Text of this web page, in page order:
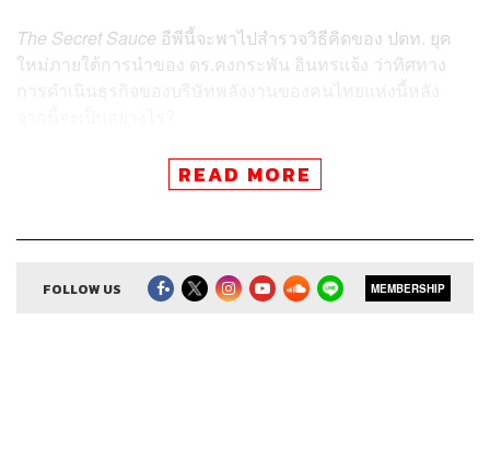
The Secret Sauce อีพีนี้จะพาไปสำรวจวิธีคิดของ ปตท. ยุค
ใหม่ภายใต้การนำของ ดร.คงกระพัน อินทรแจ้ง ว่าทิศทาง
สามารถฟังพอดแคสต์ The Secret Sauce
READ MORE
FOLLOW US MEMBERSHIP